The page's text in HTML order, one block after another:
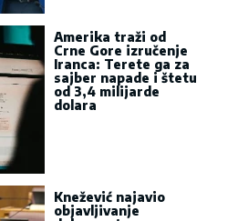
Amerika traži od
Crne Gore izručenje
Iranca: Terete ga za
sajber napade i štetu
od 3,4 milijarde
dolara
Knežević najavio
objavljivanje